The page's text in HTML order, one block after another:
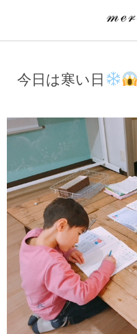
今日は寒い日
埼玉県
merry attic ミュージッククラス